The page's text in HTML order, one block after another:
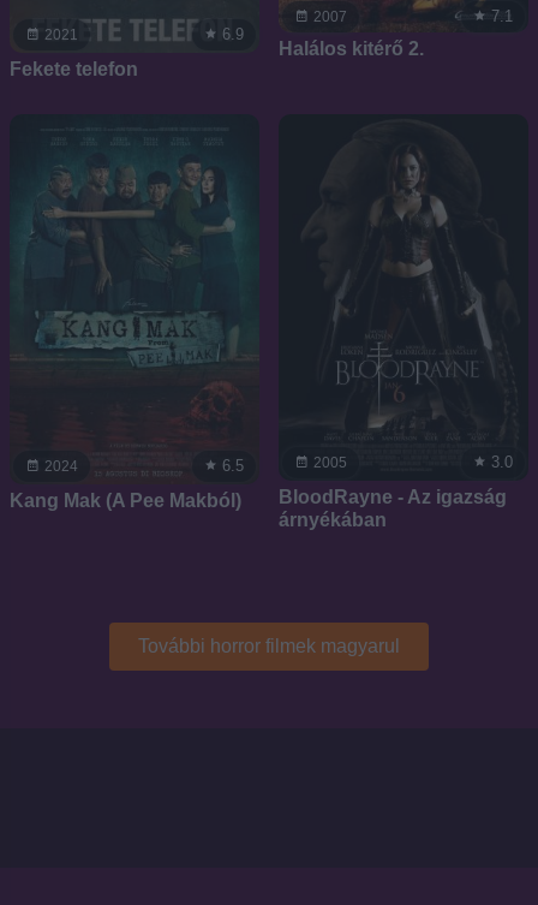
2021 6.9
Fekete telefon
2007 7.1
Halálos kitérő 2.
2024 6.5
Kang Mak (A Pee Makból)
2005 3.0
BloodRayne - Az igazság
árnyékában
További horror filmek magyarul